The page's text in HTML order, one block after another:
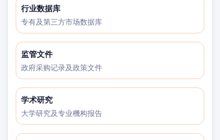
行业数据库
专有及第三方市场数据库
监管文件
政府采购记录及政策文件
学术研究
大学研究及专业機构报告